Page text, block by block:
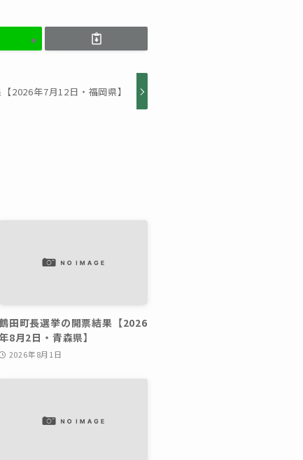
2026年7月12日・福岡県】
田町長選挙の開票結果【2026
8月2日・青森県】
2026年8月1日